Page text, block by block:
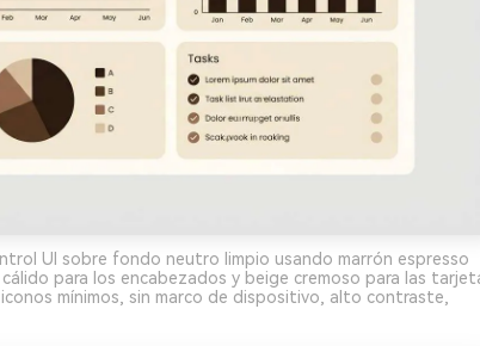
UI sobre fondo neutro limpio usando marrón espresso
para los encabezados y beige cremoso para las
mínimos, sin marco de dispositivo, alto contraste,